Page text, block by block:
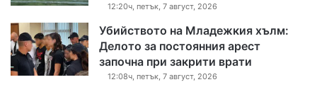
12:20ч, петък, 7 август, 2026
Убийството на Младежкия хълм:
Делото за постоянния арест
започна при закрити врати
12:08ч, петък, 7 август, 2026